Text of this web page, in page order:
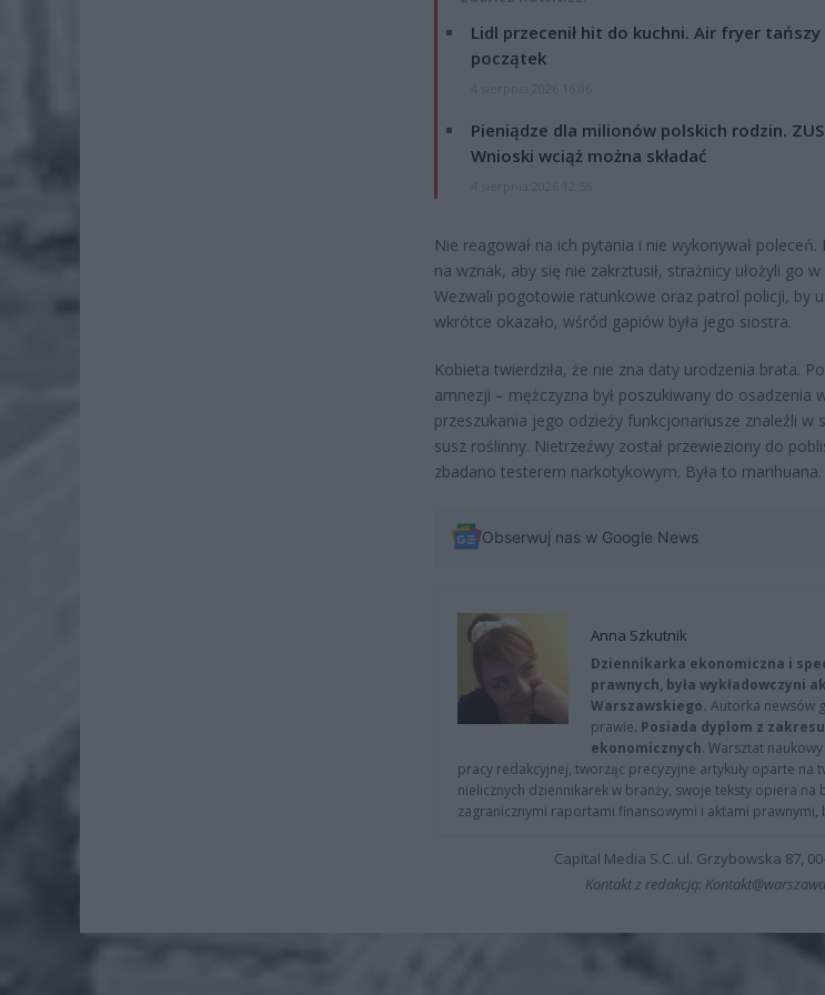
Lidl przecenił hit do kuchni. Air fryer
początek
Pieniądze dla milionów polskich rodzin. ZUS
Wnioski wciąż można składać
Nie reagował na ich pytania i nie wykonywał poleceń.
na wznak, aby się nie zakrztusił, strażnicy ułożyli go
Wezwali pogotowie ratunkowe oraz patrol policji, by
wkrótce okazało, wśród gapiów była jego siostra.
Kobieta twierdziła, że nie zna daty urodzenia brata.
amnezji – mężczyzna był poszukiwany do osadzenia
przeszukania jego odzieży funkcjonariusze znaleźli w
susz roślinny. Nietrzeźwy został przewieziony do
zbadano testerem narkotykowym. Była to
Obserwuj nas w Google News
Anna Szkutnik
Dziennikarka ekonomiczna i
prawnych, była wykładowczyni
Warszawskiego. Autorka newsów
prawie. Posiada dyplom z
ekonomicznych. Warsztat
pracy redakcyjnej, tworząc precyzyjne artykuły oparte na
nielicznych dziennikarek w branży, swoje teksty opiera na
zagranicznymi raportami finansowymi i aktami prawnymi,
Capital Media S.C. ul. Grzybowska 87,
Kontakt z redakcją: